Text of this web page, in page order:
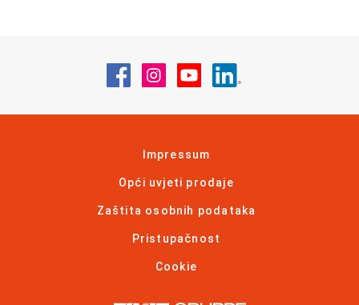
Posjetite nas na Facebook
Posjetite nas na Instagram
Posjetite nas na
Impressum
Opći uvjeti prodaje
Zaštita osobnih podataka
Pristupačnost
Cookie